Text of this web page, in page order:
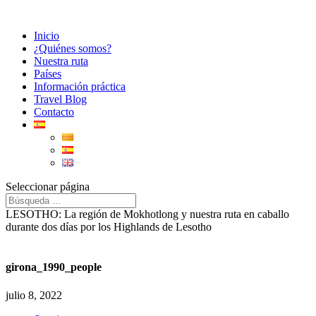
Inicio
¿Quiénes somos?
Nuestra ruta
Países
Información práctica
Travel Blog
Contacto
Seleccionar página
LESOTHO: La región de Mokhotlong y nuestra ruta en caballo
durante dos días por los Highlands de Lesotho
girona_1990_people
julio 8, 2022